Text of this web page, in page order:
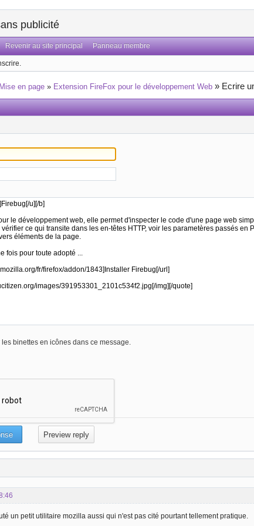
publicité
Revenir au site principal Panneau membre
Mise en page » Extension FireFox pour le développement Web » Ecrire
binettes en icônes dans ce message.
un petit utilitaire mozilla aussi qui n'est pas cité pourtant tellement pratique.